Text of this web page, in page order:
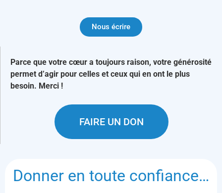
Nous écrire
Parce que votre cœur a toujours raison, votre générosité
permet d’agir pour celles et ceux qui en ont le plus
besoin. Merci !
FAIRE UN DON
Donner en toute confiance…